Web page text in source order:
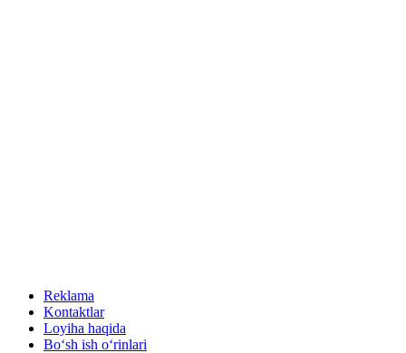
Reklama
Kontaktlar
Loyiha haqida
Bo‘sh ish o‘rinlari